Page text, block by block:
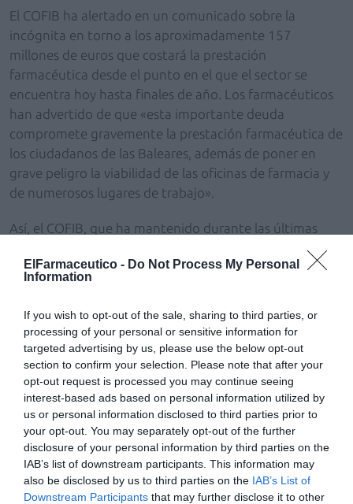
ElFarmaceutico - Do Not Process My Personal
Information
If you wish to opt-out of the sale, sharing to third parties, or
processing of your personal or sensitive information for
targeted advertising by us, please use the below opt-out
section to confirm your selection. Please note that after your
opt-out request is processed you may continue seeing
interest-based ads based on personal information utilized by
us or personal information disclosed to third parties prior to
your opt-out. You may separately opt-out of the further
disclosure of your personal information by third parties on the
IAB’s list of downstream participants. This information may
also be disclosed by us to third parties on the IAB’s List of
Downstream Participants that may further disclose it to other
El COFIB ha alertado en un comunicado sobre la
incógnita en torno a los aproximadamente 157
millones de euros que costará la prestación
farmacéutica desde el punto en el que el sector se
encuentra hoy hasta finales de año. Los farmacéuticos
han advertido de que «esta importante deuda
compromete gravemente la prestación farmacéutica de
los ciudadanos de las Baleares, además de poner en
grave peligro la viabilidad de las oficinas de farmacia y
de numerosos lugares de trabajo».
Así, el COFIB, que ha mantenido durante las últimas
semanas «intensas» reuniones con la Conselleria de
Salud y de la Vicepresidencia Económica, ha mostrado
exigido la necesidad de «priorizar y asegurar el pago de
la prestación farmacéutica a los ciudadanos de las Islas
Baleares». Por esta razón, el COFIB ha convocado para
esta semana una Asamblea Extraordinaria en la que se
tratará «en profundidad» este tema.
AñadirEl Farmacéuticocomo fuente preferida
de Google de forma gratuita
Mantente informado con las últimas noticias de actualidad.
ACTIVAR AHORA